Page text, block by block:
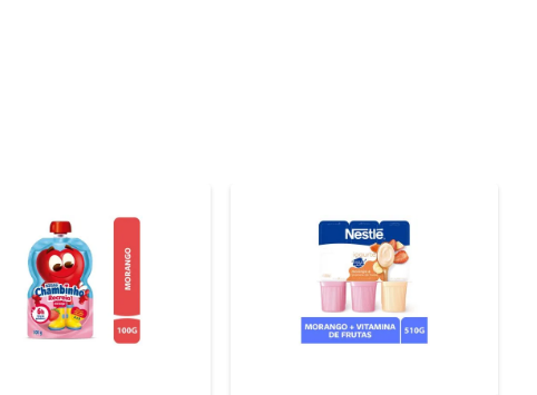
ajudando a manter a energia ao longo do dia.